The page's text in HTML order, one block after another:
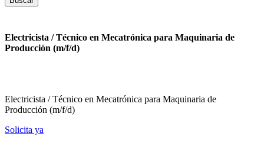
Electricista / Técnico en Mecatrónica para Maquinaria de
Producción (m/f/d)
Electricista / Técnico en Mecatrónica para Maquinaria de
Producción (m/f/d)
Solicita ya